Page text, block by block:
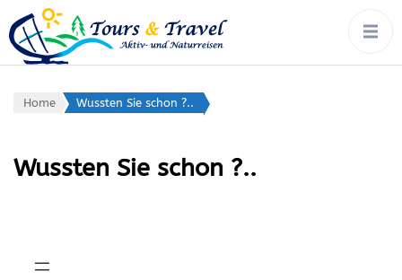
aktiv- &
Rad, Wandern, Wasser,
Gepäcktransport
Home Wussten Sie schon ?..
Wussten Sie schon ?..